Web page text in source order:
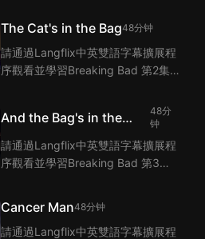
臺詞的翻譯。
The Cat's in the Bag48分钟
請通過Langflix中英雙語字幕擴展程
序觀看並學習Breaking Bad 第2集
功能爲您提供Breaking Bad 第2集
臺詞的翻譯。
And the Bag's in the
River
48分
钟
請通過Langflix中英雙語字幕擴展程
序觀看並學習Breaking Bad 第3集
臺詞的翻譯。
Cancer Man48分钟
請通過Langflix中英雙語字幕擴展程